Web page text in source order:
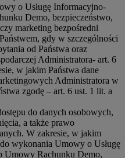
o Usługę Informacyjno-
Demo, bezpieczeństwo,
marketing bezpośredni
gdy w szczególności
od Państwa oraz
Administratora- art. 6
w jakim Państwa dane
Administratora w
zgodę – art. 6 ust. 1 lit. a
do danych osobowych,
a także prawo
W zakresie, w jakim
wykonania Umowy o Usługę
Umowy Rachunku Demo,